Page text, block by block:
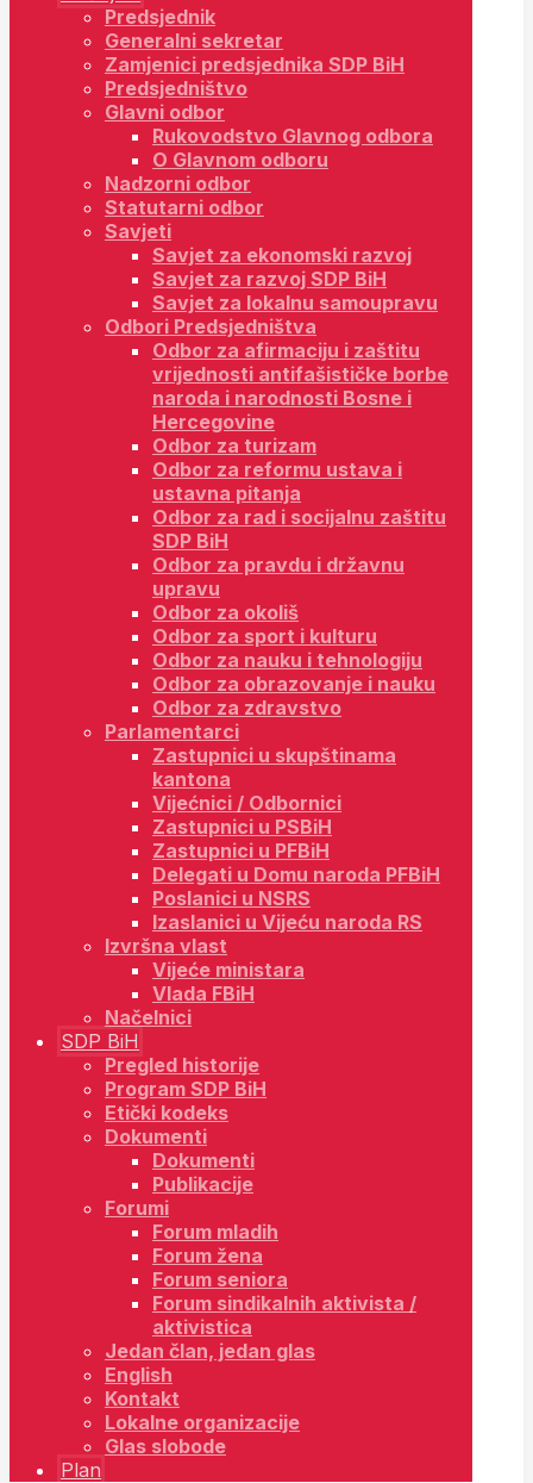
Predsjednik
Generalni sekretar
Zamjenici predsjednika SDP BiH
Predsjedništvo
Glavni odbor
Rukovodstvo Glavnog odbora
O Glavnom odboru
Nadzorni odbor
Statutarni odbor
Savjeti
Savjet za ekonomski razvoj
Savjet za razvoj SDP BiH
Savjet za lokalnu samoupravu
Odbori Predsjedništva
Odbor za afirmaciju i zaštitu
vrijednosti antifašističke borbe
naroda i narodnosti Bosne i
Hercegovine
Odbor za turizam
Odbor za reformu ustava i
ustavna pitanja
Odbor za rad i socijalnu zaštitu
SDP BiH
Odbor za pravdu i državnu
upravu
Odbor za okoliš
Odbor za sport i kulturu
Odbor za nauku i tehnologiju
Odbor za obrazovanje i nauku
Odbor za zdravstvo
Parlamentarci
Zastupnici u skupštinama
kantona
Vijećnici / Odbornici
Zastupnici u PSBiH
Zastupnici u PFBiH
Delegati u Domu naroda PFBiH
Poslanici u NSRS
Izaslanici u Vijeću naroda RS
Izvršna vlast
Vijeće ministara
Vlada FBiH
Načelnici
SDP BiH
Pregled historije
Program SDP BiH
Etički kodeks
Dokumenti
Dokumenti
Publikacije
Forumi
Forum mladih
Forum žena
Forum seniora
Forum sindikalnih aktivista /
aktivistica
Jedan član, jedan glas
English
Kontakt
Lokalne organizacije
Glas slobode
Plan